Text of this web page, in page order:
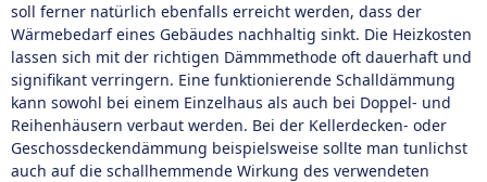
soll ferner natürlich ebenfalls erreicht werden, dass der
Wärmebedarf eines Gebäudes nachhaltig sinkt. Die Heizkosten
lassen sich mit der richtigen Dämmmethode oft dauerhaft und
signifikant verringern. Eine funktionierende Schalldämmung
kann sowohl bei einem Einzelhaus als auch bei Doppel- und
Reihenhäusern verbaut werden. Bei der Kellerdecken- oder
Geschossdeckendämmung beispielsweise sollte man tunlichst
auch auf die schallhemmende Wirkung des verwendeten